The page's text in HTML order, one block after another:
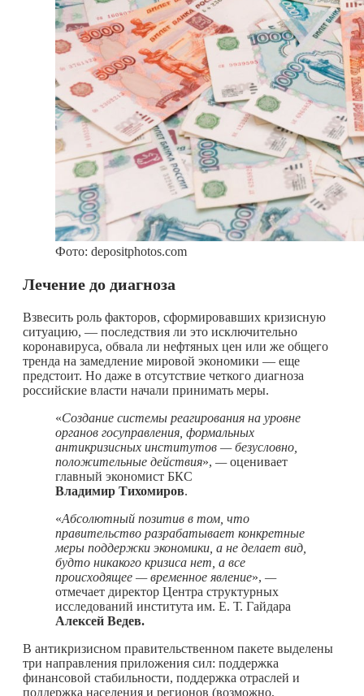
Фото: depositphotos.com
Лечение до диагноза
Взвесить роль факторов, сформировавших кризисную
ситуацию, — последствия ли это исключительно
коронавируса, обвала ли нефтяных цен или же общего
тренда на замедление мировой экономики — еще
предстоит. Но даже в отсутствие четкого диагноза
российские власти начали принимать меры.
«Создание системы реагирования на уровне
органов госуправления, формальных
антикризисных институтов — безусловно,
положительные действия», —оценивает
главный экономист БКС
Владимир Тихомиров.
«Абсолютный позитив в том, что
правительство разрабатывает конкретные
меры поддержки экономики, а не делает вид,
будто никакого кризиса нет, а все
происходящее — временное явление», —
отмечает директор Центра структурных
исследований института им. Е. Т. Гайдара
Алексей Ведев.
В антикризисном правительственном пакете выделены
три направления приложения сил: поддержка
финансовой стабильности, поддержка отраслей и
поддержка населения и регионов (возможно,